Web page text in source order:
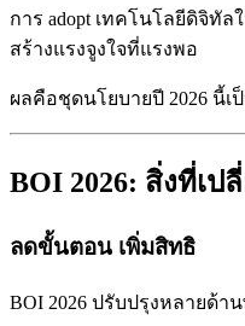
การ adopt เทคโนโลยีดิจิทั
สร้างแรงจูงใจที่แรงพอ
ผลคือชุดนโยบายปี 2026 นี้เ
BOI 2026: สิ่งที่เป
ลดขั้นตอน เพิ่มสิทธิ
BOI 2026 ปรับปรุงหลายด้า